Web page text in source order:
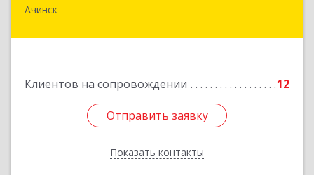
Ачинск
Клиентов на сопровождении 12
Отправить заявку
Показать контакты
662150, Красноярский край, Ачинск г, 1-й мкр,
Отправить заявку
Назад